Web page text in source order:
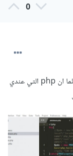
0
هذه الشيفرة لا تجلب البيانات من قاعدة البيانات علما ان php التي عندي